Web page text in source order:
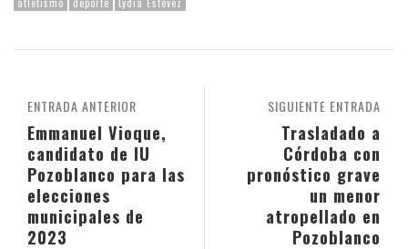
SIGUIENTE ENTRADA
Trasladado a
Córdoba con
pronóstico grave
un menor
atropellado en
Pozoblanco
ENTRADA ANTERIOR
Emmanuel Vioque,
candidato de IU
Pozoblanco para las
elecciones
municipales de
2023